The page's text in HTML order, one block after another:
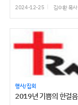
2024-12-25 김수환 목사
행사/집회